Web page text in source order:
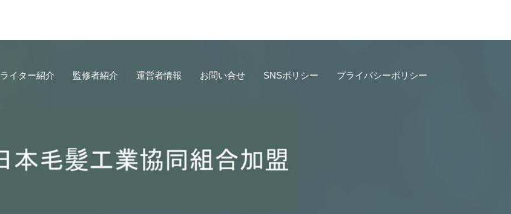
ライター紹介 監修者紹介 運営者情報 お問い合せ SNSポリシー プライバシーポリシー